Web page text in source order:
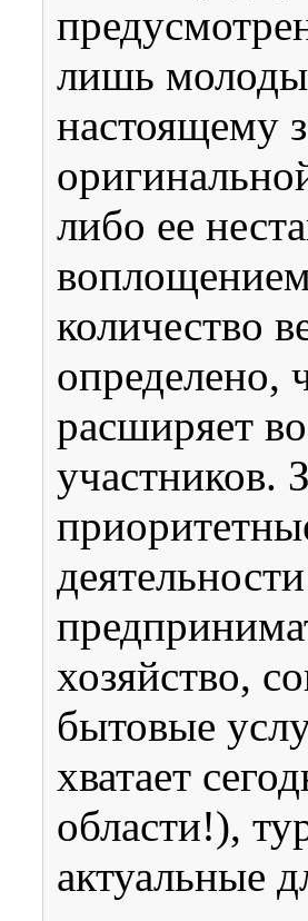
лишь
настоящему
либо ее
количество
определено,
расширяет
участников.
хозяйство,
бытовые
хватает
области!),
актуальные